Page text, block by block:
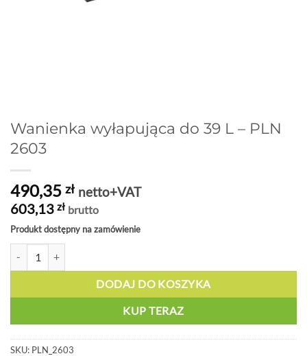
Wanienka wyłapująca do 39 L – PLN
2603
490,35 zł netto+VAT
603,13 zł brutto
Produkt dostępny na zamówienie
DODAJ DO KOSZYKA
KUP TERAZ
SKU: PLN_2603